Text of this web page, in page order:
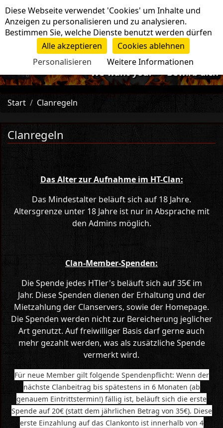
Navigation
-=>We want you!<=- Bewirb dich bei
Start Clanregeln
Clanregeln
Das Alter zur Aufnahme im HT-Clan:
Das Mindestalter beläuft sich auf 18 Jahre.
Altersgrenze unter 18 Jahre ist nur in Absprache mit
den Admins möglich.
Clan-Member-Spenden:
Die Spende jedes HTler's beläuft sich auf 35€ im
Jahr. Diese Spenden dienen der Erhaltung und der
Mietzahlung der Clanservers, sowie der Homepage.
Die Spenden werden nicht zur Bereicherung jeglicher
Art genutzt. Auf freiwilliger Basis darf gerne auch
mehr gezahlt werden, was als zusätzliche Spende
vermerkt wird.
Für neue Member gilt folgende Spendenpflicht: Wenn der
nächste Clanbeitrag bis spätestens in 6 Monaten (ab
genauem Eintrittstermin!) fällig ist, beläuft sich die erste
Spende auf 20€ (statt dem jährlichen Betrag von 35€). Diese
erste Einzahlung auf das Clankonto ist innerhalb von 4
Cookie-Einstellungen
Diese Webseite verwendet 'Cookies' um Inhalte und
Anzeigen zu personalisieren und zu analysieren.
Bestimmen Sie, welche Dienste benutzt werden dürfen
Alle akzeptieren
Cookies ablehnen
Personalisieren
Weitere Informationen